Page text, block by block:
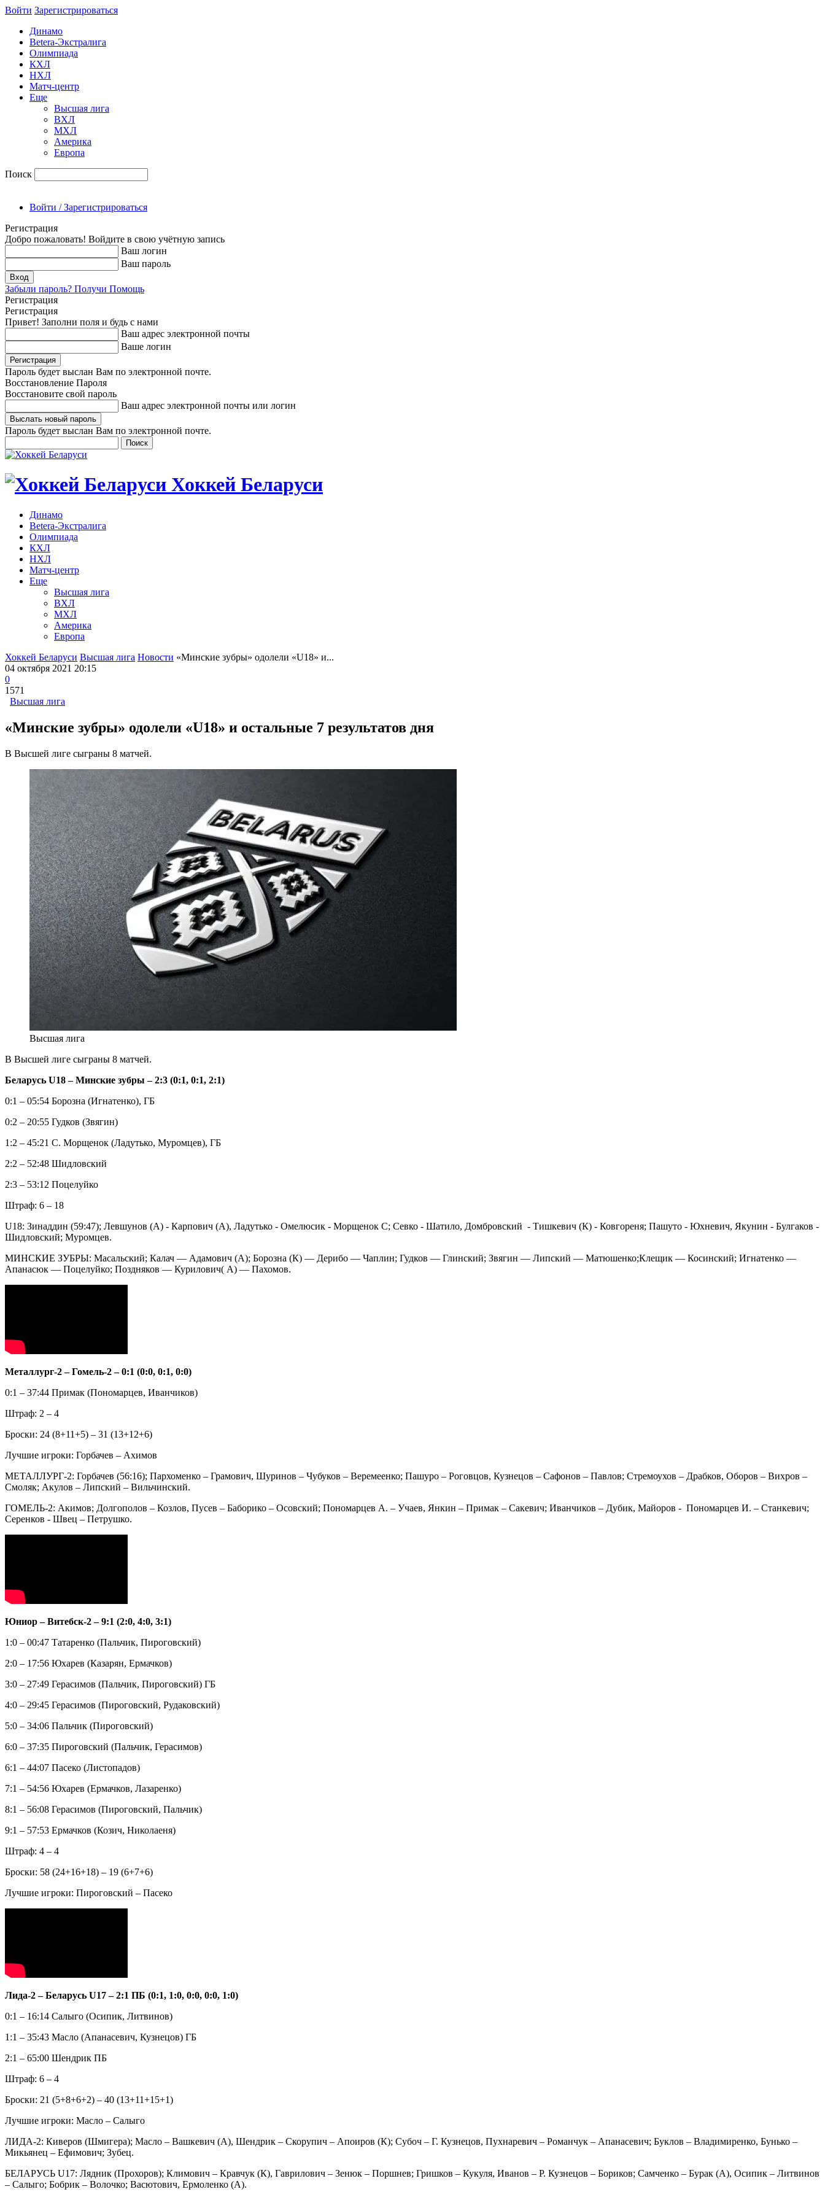
Войти Зарегиcтрироваться
Динамо
Betera-Экстралига
Олимпиада
КХЛ
НХЛ
Матч-центр
Еще
Высшая лига
ВХЛ
МХЛ
Америка
Европа
Поиск
Войти / Зарегистрироваться
Регистрация
Добро пожаловать! Войдите в свою учётную запись
Ваш логин
Ваш пароль
Забыли пароль? Получи Помощь
Регистрация
Регистрация
Привет! Заполни поля и будь с нами
Ваш адрес электронной почты
Ваше логин
Пароль будет выслан Вам по электронной почте.
Восстановление Пароля
Восстановите свой пароль
Ваш адрес электронной почты или логин
Пароль будет выслан Вам по электронной почте.
Хоккей Беларуси
Динамо
Betera-Экстралига
Олимпиада
КХЛ
НХЛ
Матч-центр
Еще
Высшая лига
ВХЛ
МХЛ
Америка
Европа
Хоккей Беларуси Высшая лига Новости «Минские зубры» одолели «U18» и...
04 октября 2021 20:15
0
1571
Высшая лига
«Минские зубры» одолели «U18» и остальные 7 результатов дня
В Высшей лиге сыграны 8 матчей.
Высшая лига
В Высшей лиге сыграны 8 матчей.
Беларусь U18 – Минские зубры – 2:3 (0:1, 0:1, 2:1)
0:1 – 05:54 Борозна (Игнатенко), ГБ
0:2 – 20:55 Гудков (Звягин)
1:2 – 45:21 С. Морщенок (Ладутько, Муромцев), ГБ
2:2 – 52:48 Шидловский
2:3 – 53:12 Поцелуйко
Штраф: 6 – 18
U18: Зинаддин (59:47); Левшунов (А) - Карпович (А), Ладутько - Омелюсик - Морщенок С; Севко - Шатило, Домбровский - Тишкевич (К) - Ковгореня; Пашуто - Юхневич, Якунин - Булгаков -
Шидловский; Муромцев.
МИНСКИЕ ЗУБРЫ: Масальский; Калач — Адамович (А); Борозна (К) — Дерибо — Чаплин; Гудков — Глинский; Звягин — Липский — Матюшенко;Клещик — Косинский; Игнатенко —
Апанасюк — Поцелуйко; Поздняков — Курилович( А) — Пахомов.
Металлург-2 – Гомель-2 – 0:1 (0:0, 0:1, 0:0)
0:1 – 37:44 Примак (Пономарцев, Иванчиков)
Штраф: 2 – 4
Броски: 24 (8+11+5) – 31 (13+12+6)
Лучшие игроки: Горбачев – Ахимов
МЕТАЛЛУРГ-2: Горбачев (56:16); Пархоменко – Грамович, Шуринов – Чубуков – Веремеенко; Пашуро – Роговцов, Кузнецов – Сафонов – Павлов; Стремоухов – Драбков, Оборов – Вихров –
Смоляк; Акулов – Липский – Вильчинский.
ГОМЕЛЬ-2: Акимов; Долгополов – Козлов, Пусев – Баборико – Осовский; Пономарцев А. – Учаев, Янкин – Примак – Сакевич; Иванчиков – Дубик, Майоров - Пономарцев И. – Станкевич;
Серенков - Швец – Петрушко.
Юниор – Витебск-2 – 9:1 (2:0, 4:0, 3:1)
1:0 – 00:47 Татаренко (Пальчик, Пироговский)
2:0 – 17:56 Юхарев (Казарян, Ермачков)
3:0 – 27:49 Герасимов (Пальчик, Пироговский) ГБ
4:0 – 29:45 Герасимов (Пироговский, Рудаковский)
5:0 – 34:06 Пальчик (Пироговский)
6:0 – 37:35 Пироговский (Пальчик, Герасимов)
6:1 – 44:07 Пасеко (Листопадов)
7:1 – 54:56 Юхарев (Ермачков, Лазаренко)
8:1 – 56:08 Герасимов (Пироговский, Пальчик)
9:1 – 57:53 Ермачков (Козич, Николаеня)
Штраф: 4 – 4
Броски: 58 (24+16+18) – 19 (6+7+6)
Лучшие игроки: Пироговский – Пасеко
Лида-2 – Беларусь U17 – 2:1 ПБ (0:1, 1:0, 0:0, 0:0, 1:0)
0:1 – 16:14 Салыго (Осипик, Литвинов)
1:1 – 35:43 Масло (Апанасевич, Кузнецов) ГБ
2:1 – 65:00 Шендрик ПБ
Штраф: 6 – 4
Броски: 21 (5+8+6+2) – 40 (13+11+15+1)
Лучшие игроки: Масло – Салыго
ЛИДА-2: Киверов (Шмигера); Масло – Вашкевич (А), Шендрик – Скорупич – Апоиров (К); Субоч – Г. Кузнецов, Пухнаревич – Романчук – Апанасевич; Буклов – Владимиренко, Бунько –
Микьянец – Ефимович; Зубец.
БЕЛАРУСЬ U17: Лядник (Прохоров); Климович – Кравчук (К), Гаврилович – Зенюк – Поршнев; Гришков – Кукуля, Иванов – Р. Кузнецов – Бориков; Самченко – Бурак (А), Осипик – Литвинов
– Салыго; Бобрик – Волочко; Васютович, Ермоленко (А).